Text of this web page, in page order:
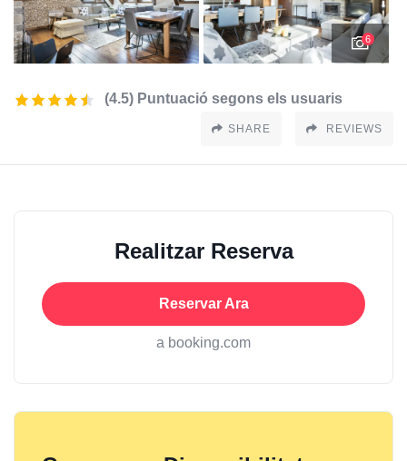
6
(4.5) Puntuació segons els usuaris
SHARE REVIEWS
Realitzar Reserva
Reservar Ara
a booking.com